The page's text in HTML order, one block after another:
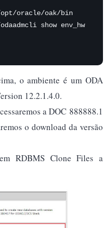
oracle/oak/bin
show env_hw
o ambiente é um ODA
12.2.1.4.0.
a DOC 888888.1
o download da versão
RDBMS Clone Files a